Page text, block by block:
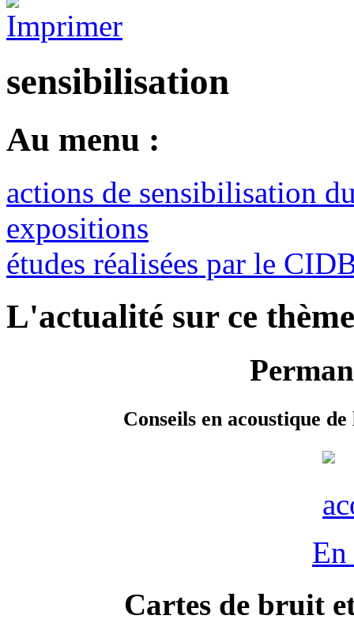
sensibilisation
Au menu :
actions de sensibilisation
expositions
études réalisées par le
L'actualité sur ce
Conseils en acoustique
Cartes de bruit